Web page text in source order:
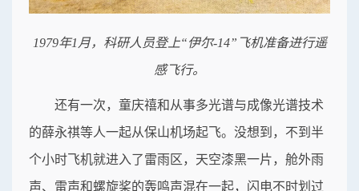
1979年1月，科研人员登上“伊尔-14”飞机准备进行遥
感飞行。
还有一次，童庆禧和从事多光谱与成像光谱技术
的薛永祺等人一起从保山机场起飞。没想到，不到半
个小时飞机就进入了雷雨区，天空漆黑一片，舱外雨
声、雷声和螺旋桨的轰鸣声混在一起，闪电不时划过